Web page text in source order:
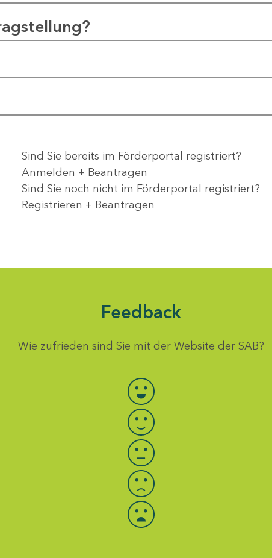
Sind Sie bereits im Förderportal registriert?
Anmelden + Beantragen
Sind Sie noch nicht im Förderportal registriert?
Registrieren + Beantragen
Feedback
Wie zufrieden sind Sie mit der Website der SAB?
Bewertung auswählen